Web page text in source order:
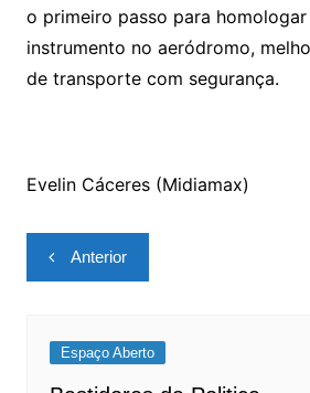
o primeiro passo para
instrumento no aeródromo,
de transporte com segurança.
Evelin Cáceres (Midiamax)
Navegação
de
Anterior
Espaço Aberto